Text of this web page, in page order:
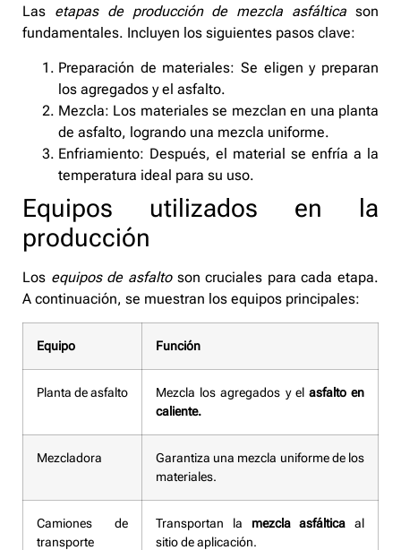
Las etapas de producción de mezcla asfáltica son
fundamentales. Incluyen los siguientes pasos clave:
Preparación de materiales: Se eligen y preparan
los agregados y el asfalto.
Mezcla: Los materiales se mezclan en una planta
de asfalto, logrando una mezcla uniforme.
Enfriamiento: Después, el material se enfría a la
temperatura ideal para su uso.
Equipos utilizados en la
producción
Los equipos de asfaltoson cruciales para cada etapa.
A continuación, se muestran los equipos principales:
Equipo Función
Planta de asfalto Mezcla los agregados y el asfalto en
caliente.
Mezcladora
Garantiza una mezcla uniforme de los
materiales.
Camiones de
transporte
Transportan la mezcla asfáltica al
sitio de aplicación.